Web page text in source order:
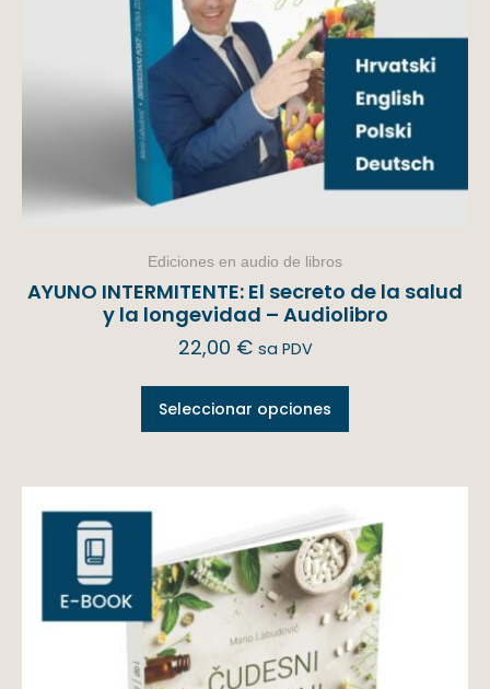
Ediciones en audio de libros
AYUNO INTERMITENTE: El secreto de la salud
y la longevidad – Audiolibro
22,00 € sa PDV
Seleccionar opciones